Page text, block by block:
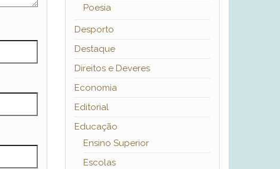
Poesia
Desporto
Destaque
Direitos e Deveres
Economia
Editorial
Educação
Ensino Superior
Escolas